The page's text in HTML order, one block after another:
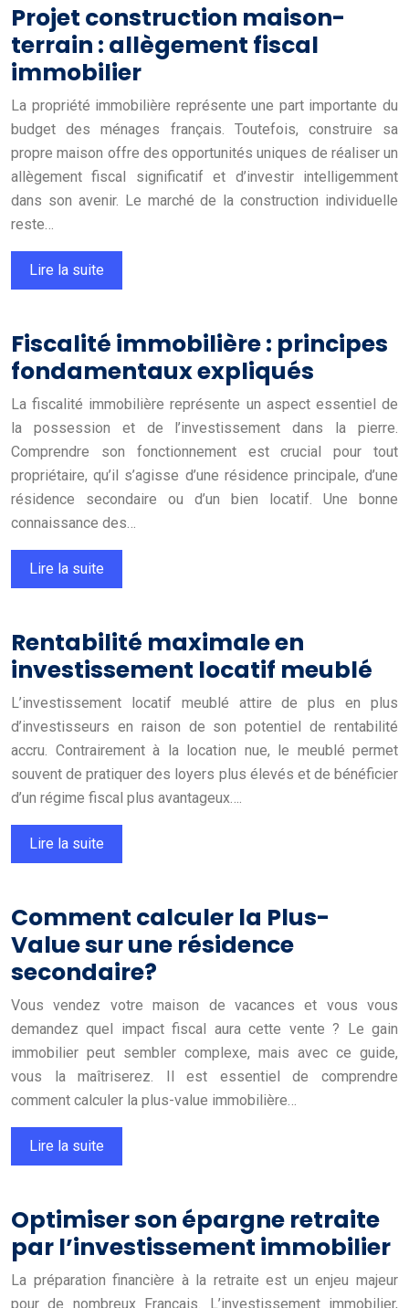
Projet construction maison-
terrain : allègement fiscal
immobilier
La propriété immobilière représente une part importante du
budget des ménages français. Toutefois, construire sa
propre maison offre des opportunités uniques de réaliser un
allègement fiscal significatif et d’investir intelligemment
dans son avenir. Le marché de la construction individuelle
reste…
Lire la suite
Fiscalité immobilière : principes
fondamentaux expliqués
La fiscalité immobilière représente un aspect essentiel de
la possession et de l’investissement dans la pierre.
Comprendre son fonctionnement est crucial pour tout
propriétaire, qu’il s’agisse d’une résidence principale, d’une
résidence secondaire ou d’un bien locatif. Une bonne
connaissance des…
Lire la suite
Rentabilité maximale en
investissement locatif meublé
L’investissement locatif meublé attire de plus en plus
d’investisseurs en raison de son potentiel de rentabilité
accru. Contrairement à la location nue, le meublé permet
souvent de pratiquer des loyers plus élevés et de bénéficier
d’un régime fiscal plus avantageux….
Lire la suite
Comment calculer la Plus-
Value sur une résidence
secondaire?
Vous vendez votre maison de vacances et vous vous
demandez quel impact fiscal aura cette vente ? Le gain
immobilier peut sembler complexe, mais avec ce guide,
vous la maîtriserez. Il est essentiel de comprendre
comment calculer la plus-value immobilière…
Lire la suite
Optimiser son épargne retraite
par l’investissement immobilier
La préparation financière à la retraite est un enjeu majeur
pour de nombreux Français. L’investissement immobilier,